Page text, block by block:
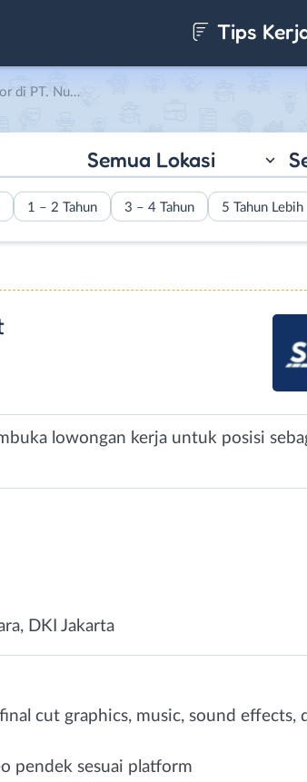
Tips
Ekspress Kilat
Semua Lokasi
1 – 2 Tahun 3 – 4 Tahun 5 Tahun Lebih
lowongan kerja untuk posisi
DKI Jakarta
cut graphics, music, sound effects,
pendek sesuai platform